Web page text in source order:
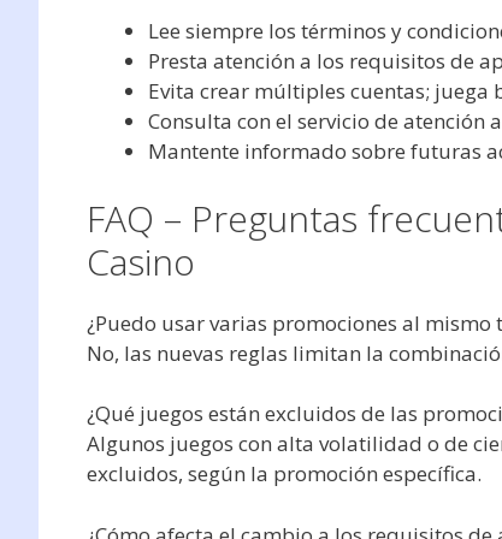
Lee siempre los términos y
Presta atención a los requisitos de
Evita crear múltiples cuentas;
Consulta con el servicio de atención
Mantente informado sobre futuras
FAQ – Preguntas
Casino
¿Puedo usar varias promociones al mismo
No, las nuevas reglas limitan la
¿Qué juegos están excluidos de las
Algunos juegos con alta volatilidad o de
excluidos, según la promoción específica.